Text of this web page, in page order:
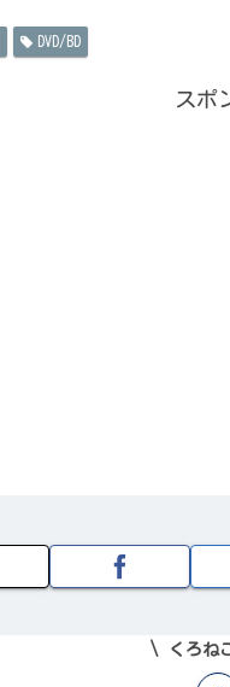
DVD/BD
スポ
くろね